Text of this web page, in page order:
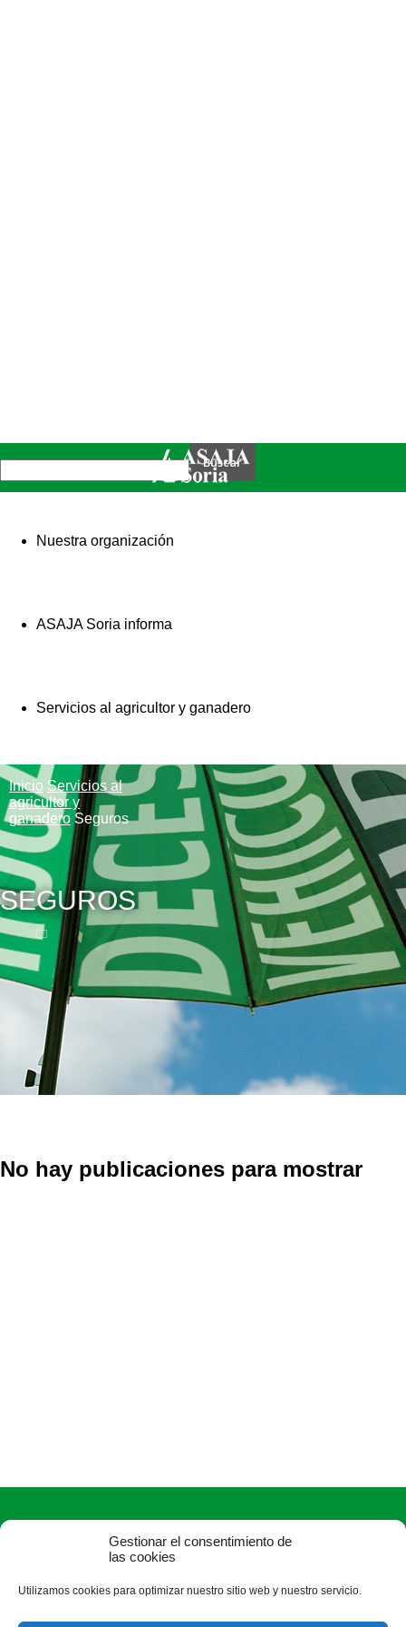
Gestionar el consentimiento de
las cookies
Utilizamos cookies para optimizar nuestro sitio web y nuestro servicio.
Nuestra organización
ASAJA Soria informa
Servicios al agricultor y ganadero
Inicio Servicios al
agricultor y
ganadero Seguros
SEGUROS
No hay publicaciones para mostrar
ASAJA Soria - Jóvenes Agricultores